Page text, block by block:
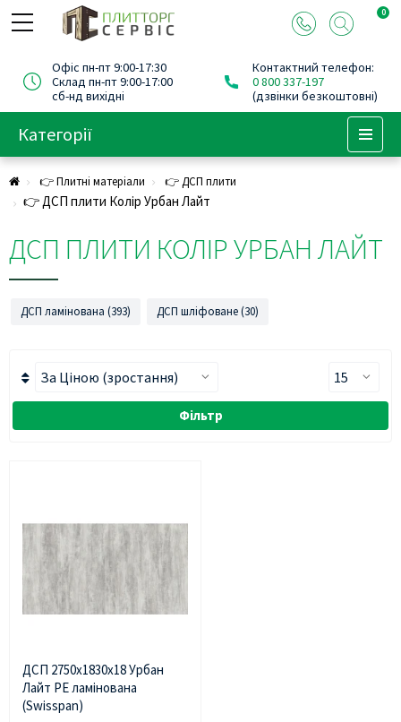
0
Офіс пн-пт 9:00-17:30
Склад пн-пт 9:00-17:00
сб-нд вихідні
Контактний телефон:
0 800 337-197
(дзвінки безкоштовні)
Категорії
👉 Плитні матеріали 👉 ДСП плити
👉 ДСП плити Колір Урбан Лайт
ДСП ПЛИТИ КОЛІР УРБАН ЛАЙТ
ДСП ламінована (393) ДСП шліфоване (30)
Фільтр
ДСП 2750х1830х18 Урбан
Лайт PE ламінована
(Swisspan)